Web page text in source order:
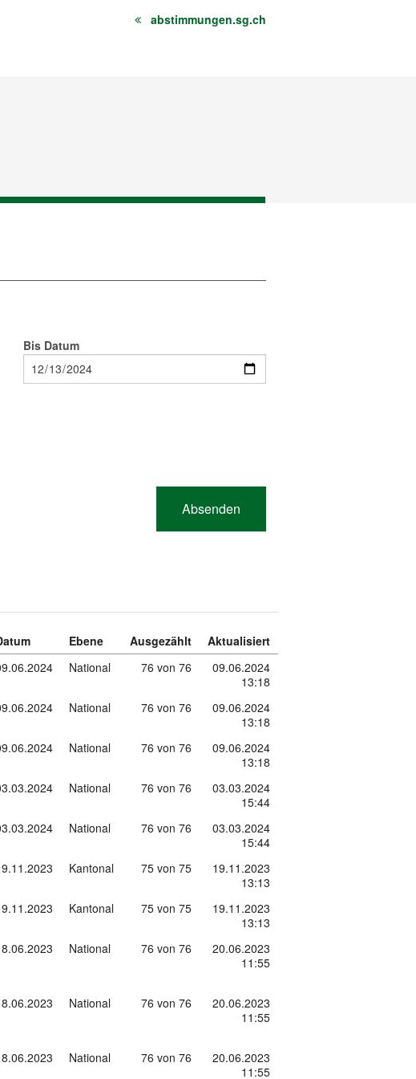
abstimmungen.sg.ch
Bis Datum
Ebene Ausgezählt
Aktualisiert
National 76 von 76
09.06.2024
13:18
National 76 von 76
09.06.2024
13:18
National 76 von 76
09.06.2024
13:18
National 76 von 76
03.03.2024
15:44
National 76 von 76
03.03.2024
15:44
Kantonal 75 von 75
19.11.2023
13:13
Kantonal 75 von 75
19.11.2023
13:13
National 76 von 76
20.06.2023
11:55
National 76 von 76
20.06.2023
11:55
National 76 von 76
20.06.2023
11:55